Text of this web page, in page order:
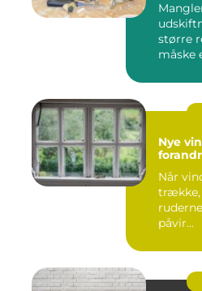
større
måske
Nye
Når
trække,
påvir...